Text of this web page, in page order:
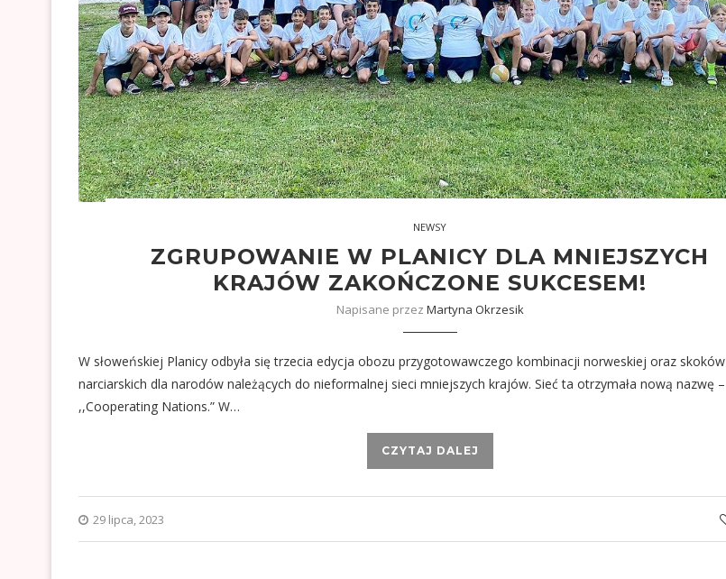
NEWSY
ZGRUPOWANIE W PLANICY DLA MNIEJSZYCH
KRAJÓW ZAKOŃCZONE SUKCESEM!
Napisane przez Martyna Okrzesik
W słoweńskiej Planicy odbyła się trzecia edycja obozu przygotowawczego kombinacji norweskiej oraz skoków
narciarskich dla narodów należących do nieformalnej sieci mniejszych krajów. Sieć ta otrzymała nową nazwę –
,,Cooperating Nations.” W…
CZYTAJ DALEJ
29 lipca, 2023